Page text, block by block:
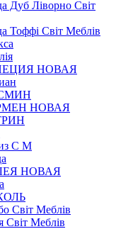
Дуб Ліворно Світ
Тоффі Світ Меблів
НОВАЯ
НОВАЯ
С М
НОВАЯ
Світ Меблів
Світ Меблів